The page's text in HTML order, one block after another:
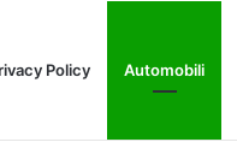
Policy Automobili